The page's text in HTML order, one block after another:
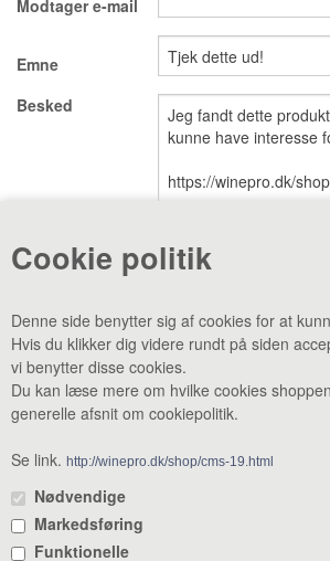
Cookie politik
Denne side benytter sig af cookies for at
Hvis du klikker dig videre rundt på siden
vi benytter disse cookies.
Du kan læse mere om hvilke cookies
generelle afsnit om cookiepolitik.
Se link. http://winepro.dk/shop/cms-19.html
Nødvendige
Markedsføring
Funktionelle
NATURVIN & ORANGEVIN
ØKOLOGISK VIN
VINE MED AWARDS
NYHEDSBREV
TILBUD
Modtager e-mail
Emne
Besked
CVR: 38969188 •Lager & smagebar:
+45 80 20 20 25•
Åbningstider: Kontor & varelevering 8 - 16 •